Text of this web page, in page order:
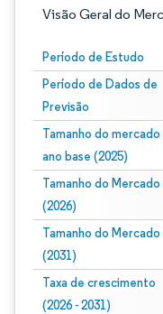
Visão Geral do
Período de Estudo
Período de Dados de
Previsão
Tamanho do mercado
ano base (2025)
Tamanho do Mercado
(2026)
Tamanho do Mercado
(2031)
Taxa de crescimento
(2026 - 2031)